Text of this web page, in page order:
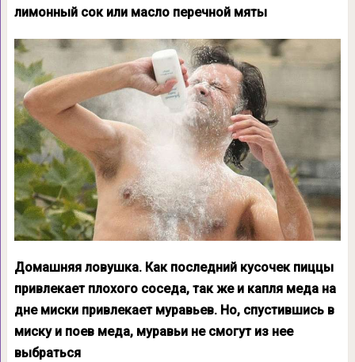
лимонный сок или масло перечной мяты
Домашняя ловушка. Как последний кусочек пиццы
привлекает плохого соседа, так же и капля меда на
дне миски привлекает муравьев. Но, спустившись в
миску и поев меда, муравьи не смогут из нее
выбраться